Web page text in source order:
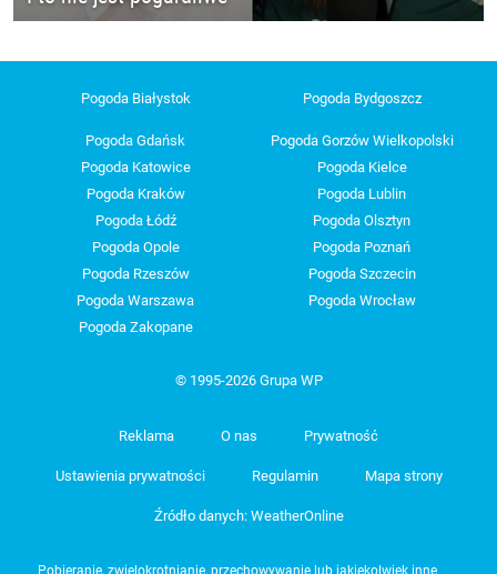
Pogoda Białystok Pogoda Bydgoszcz
Pogoda Gdańsk
Pogoda Gorzów Wielkopolski
Pogoda Katowice
Pogoda Kielce
Pogoda Kraków
Pogoda Lublin
Pogoda Łódź
Pogoda Olsztyn
Pogoda Opole
Pogoda Poznań
Pogoda Rzeszów
Pogoda Szczecin
Pogoda Warszawa
Pogoda Wrocław
Pogoda Zakopane
© 1995-2026 Grupa WP
Reklama O nas Prywatność
Ustawienia prywatności Regulamin Mapa strony
Źródło danych: WeatherOnline
Pobieranie, zwielokrotnianie, przechowywanie lub jakiekolwiek inne